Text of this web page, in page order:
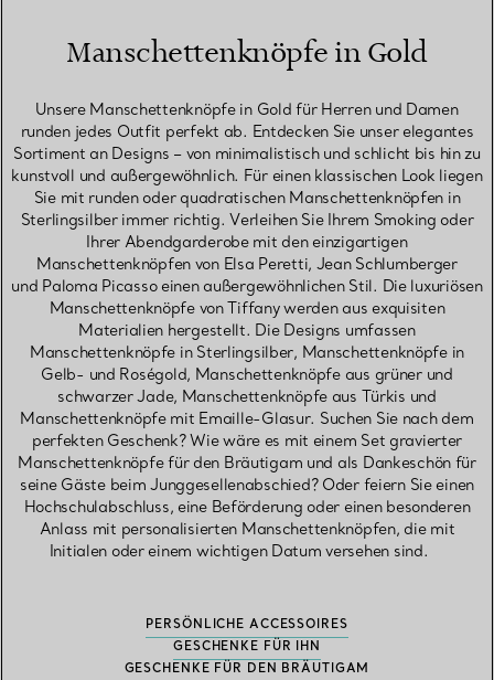
Manschettenknöpfe in Gold
Unsere Manschettenknöpfe in Gold für Herren und Damen
runden jedes Outfit perfekt ab. Entdecken Sie unser elegantes
Sortiment an Designs – von minimalistisch und schlicht bis hin zu
kunstvoll und außergewöhnlich. Für einen klassischen Look liegen
Sie mit runden oder quadratischen Manschettenknöpfen in
Sterlingsilber immer richtig. Verleihen Sie Ihrem Smoking oder
Ihrer Abendgarderobe mit den einzigartigen
Manschettenknöpfen von Elsa Peretti, Jean Schlumberger
und Paloma Picasso einen außergewöhnlichen Stil. Die luxuriösen
Manschettenknöpfe von Tiffany werden aus exquisiten
Materialien hergestellt. Die Designs umfassen
Manschettenknöpfe in Sterlingsilber, Manschettenknöpfe in
Gelb- und Roségold, Manschettenknöpfe aus grüner und
schwarzer Jade, Manschettenknöpfe aus Türkis und
Manschettenknöpfe mit Emaille-Glasur. Suchen Sie nach dem
perfekten Geschenk? Wie wäre es mit einem Set gravierter
Manschettenknöpfe für den Bräutigam und als Dankeschön für
seine Gäste beim Junggesellenabschied? Oder feiern Sie einen
Hochschulabschluss, eine Beförderung oder einen besonderen
Anlass mit personalisierten Manschettenknöpfen, die mit
Initialen oder einem wichtigen Datum versehen sind.
PERSÖNLICHE ACCESSOIRES
GESCHENKE FÜR IHN
GESCHENKE FÜR DEN BRÄUTIGAM